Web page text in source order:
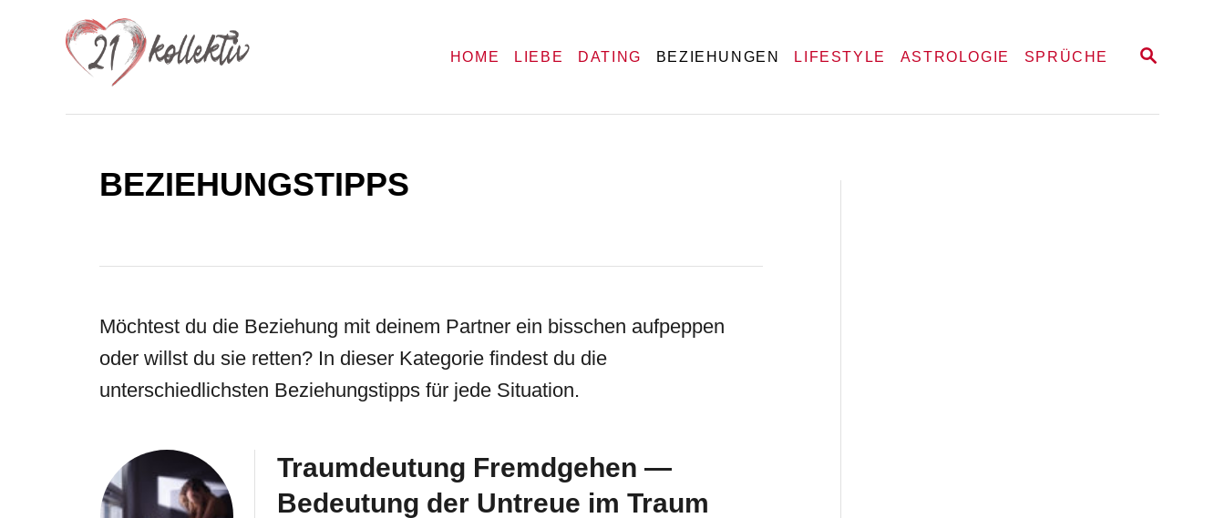
S
R
HOME LIEBE DATING BEZIEHUNGEN LIFESTYLE ASTROLOGIE SPRÜCHE
BEZIEHUNGSTIPPS
Möchtest du die Beziehung mit deinem Partner ein bisschen aufpeppen
oder willst du sie retten? In dieser Kategorie findest du die
unterschiedlichsten Beziehungstipps für jede Situation.
Traumdeutung Fremdgehen —
Bedeutung der Untreue im Traum